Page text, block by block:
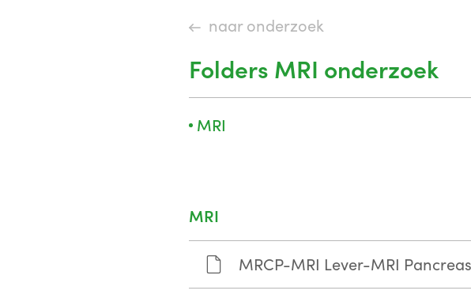
naar onderzoek
Folders MRI onderzoek
MRI
MRI
MRCP-MRI Lever-MRI Pancreas